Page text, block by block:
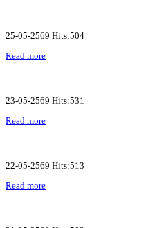
25-05-2569 Hits:504
Read more
23-05-2569 Hits:531
Read more
22-05-2569 Hits:513
Read more